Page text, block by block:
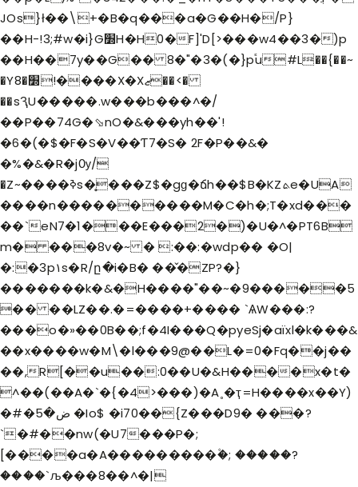
JOs}ł��\+�B�q���a�G��H�/P}
��H-!3;#w�i}G׽H�H0�F]'D[>���w4��3�)p
��H��7y��G�� 8�"�3�(�}p֕u#L��{��~
�Y8�׽!����X�Xޒ��<�
��sԆU�����.w���b���^�/
��P��74G�⬂nO�&���yh��'!
�6�(�$�F�S�V��Ƭ7�S� 2F�P��&�
�%�&�R�jѸ/
�Z~����ߢs�̥���Z$�gɡ�ճh��$B�KZܬe�UA
����n����������M�C�h�;T�xd���
��`eN7�1���E���2�)�U�^�PT6B
m� ���8v�~ � :��:�wdp�� �O|
�:�3p۱s�R/ը�i�B� ��̌�ZP?�}
�������k�&�H����"��~�9�����5
�� ��LZ��.�=����+���� `ѦW���:?
���o�»��0B��;f�4I���Q�pyeSj�aïxl�k���&
��x����w�M\�l���9@��L�=0�Fq��j��
��,R[��u��:0��U�&H����x�t�
^��(��A�`�{�4>���)�A˳�ҭ=H����x��Y)
�#�ض�5 �Io$ �i70��{Z���D9� ���?
`�#��nw(�U7���P�;
[����a�A���������۫�; �����?
����`љ���8��^�|